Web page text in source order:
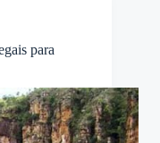
para